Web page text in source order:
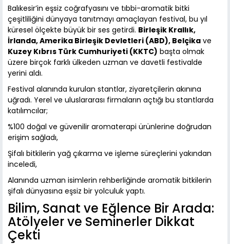
Balıkesir’in eşsiz coğrafyasını ve tıbbi-aromatik bitki
çeşitliliğini dünyaya tanıtmayı amaçlayan festival, bu yıl
küresel ölçekte büyük bir ses getirdi. Birleşik Krallık,
İrlanda, Amerika Birleşik Devletleri (ABD), Belçika ve
Kuzey Kıbrıs Türk Cumhuriyeti (KKTC) başta olmak
üzere birçok farklı ülkeden uzman ve davetli festivalde
yerini aldı.
Festival alanında kurulan stantlar, ziyaretçilerin akınına
uğradı. Yerel ve uluslararası firmaların açtığı bu stantlarda
katılımcılar;
%100 doğal ve güvenilir aromaterapi ürünlerine doğrudan
erişim sağladı,
Şifalı bitkilerin yağ çıkarma ve işleme süreçlerini yakından
inceledi,
Alanında uzman isimlerin rehberliğinde aromatik bitkilerin
şifalı dünyasına eşsiz bir yolculuk yaptı.
Bilim, Sanat ve Eğlence Bir Arada:
Atölyeler ve Seminerler Dikkat
Çekti